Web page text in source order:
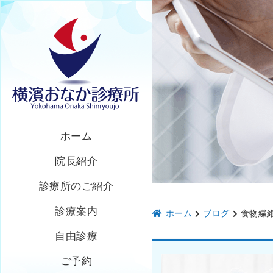
ホーム
院長紹介
診療所のご紹介
診療案内
自由診療
ご予約
ホーム ブログ 食物繊